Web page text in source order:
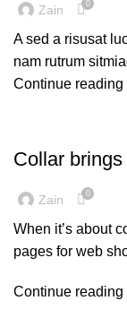
Zain 0
A sed a risusat
nam rutrum
Continue reading
Collar
Zain 0
When it’s about
pages for web
Continue reading